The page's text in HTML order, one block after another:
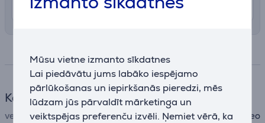
Mūsu vietne izmanto sīkdatnes
Lai piedāvātu jums labāko iespējamo
pārlūkošanas un iepirkšanās pieredzi, mēs
lūdzam jūs pārvaldīt mārketinga un
veiktspējas preferenču izvēli. Ņemiet vērā, ka
12. - 15. augusts
Specifikācija
Kabelis
veids
video